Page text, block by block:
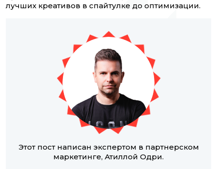
лучших креативов в спайтулке до оптимизации.
Этот пост написан экспертом в партнерском
маркетинге, Атиллой Одри.